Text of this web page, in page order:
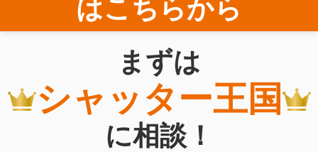
はこちらから
まずは
シャッター王国
に相談！